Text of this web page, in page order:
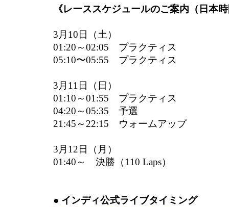
《レーススケジュールのご案内（日本
3月10日（土）
01:20～02:05 プラクティス
05:10〜05:55 プラクティス
3月11日（日）
01:10～01:55 プラクティス
04:20～05:35 予選
21:45～22:15 ウォームアップ
3月12日（月）
01:40～ 決勝（110 Laps）
● インディ公式ライブタイミング